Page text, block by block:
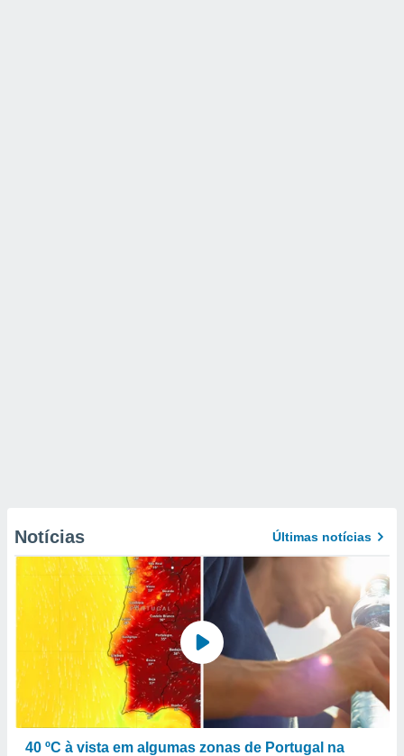
Notícias Últimas notícias
40 ºC à vista em algumas zonas de Portugal na